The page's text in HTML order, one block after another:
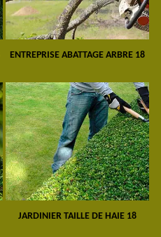
ENTREPRISE ABATTAGE ARBRE 18
JARDINIER TAILLE DE HAIE 18